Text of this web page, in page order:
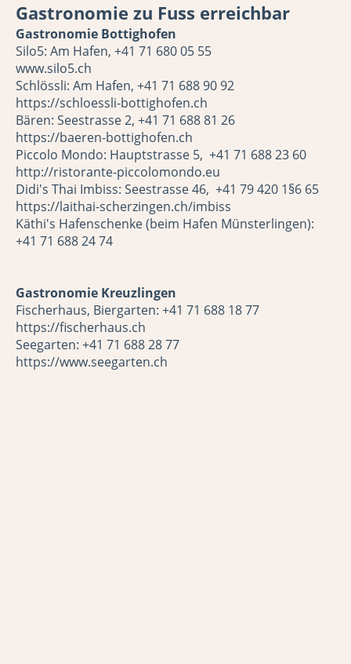
Gastronomie zu Fuss erreichbar
Gastronomie Bottighofen
Silo5: Am Hafen, +41 71 680 05 55
www.silo5.ch
Schlössli: Am Hafen, +41 71 688 90 92
https://schloessli-bottighofen.ch
Bären: Seestrasse 2, +41 71 688 81 26
https://baeren-bottighofen.ch
Piccolo Mondo: Hauptstrasse 5, +41 71 688 23 60
http://ristorante-piccolomondo.eu
Didi's Thai Imbiss: Seestrasse 46, +41 79 420 1§6 65
https://laithai-scherzingen.ch/imbiss
Käthi's Hafenschenke (beim Hafen Münsterlingen):
+41 71 688 24 74
Gastronomie Kreuzlingen
Fischerhaus, Biergarten: +41 71 688 18 77
https://fischerhaus.ch
Seegarten: +41 71 688 28 77
https://www.seegarten.ch